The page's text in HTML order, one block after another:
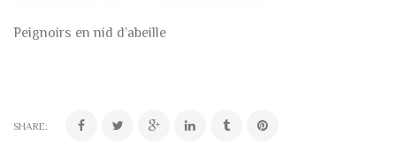
Peignoirs en nid d’abeille
SHARE: